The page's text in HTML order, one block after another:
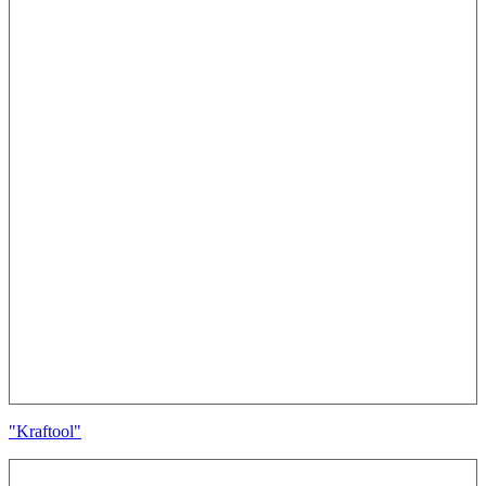
"Kraftool"